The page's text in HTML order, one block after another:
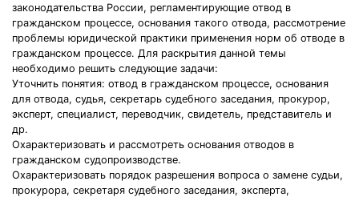
законодательства России, регламентирующие отвод в
гражданском процессе, основания такого отвода, рассмотрение
проблемы юридической практики применения норм об отводе в
гражданском процессе. Для раскрытия данной темы
необходимо решить следующие задачи:
Уточнить понятия: отвод в гражданском процессе, основания
для отвода, судья, секретарь судебного заседания, прокурор,
эксперт, специалист, переводчик, свидетель, представитель и
др.
Охарактеризовать и рассмотреть основания отводов в
гражданском судопроизводстве.
Охарактеризовать порядок разрешения вопроса о замене судьи,
прокурора, секретаря судебного заседания, эксперта,